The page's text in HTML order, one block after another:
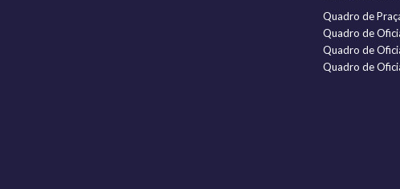
Quadro de
Quadro de
Quadro de
Quadro de